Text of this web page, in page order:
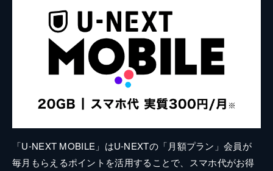
「U-NEXT MOBILE」はU-NEXTの「月額プラン」会員が
毎月もらえるポイントを活用することで、スマホ代がお得